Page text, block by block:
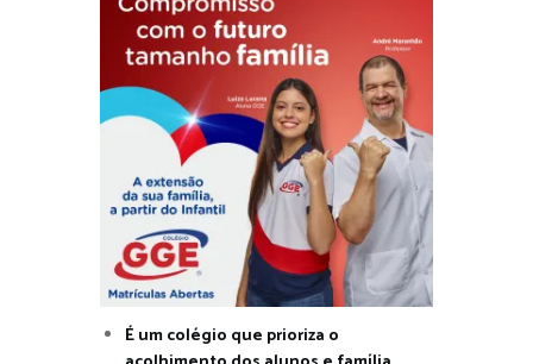
É um colégio que prioriza o